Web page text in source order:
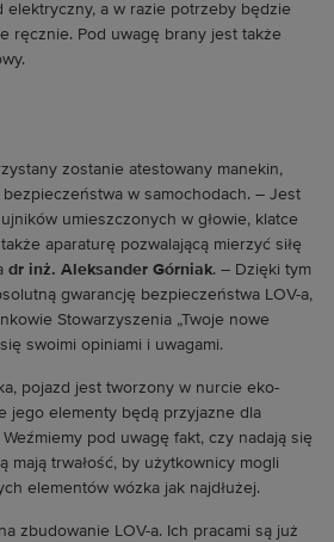
elektryczny, a w razie potrzeby będzie
ręcznie. Pod uwagę brany jest także
zostanie atestowany manekin,
w samochodach. – Jest
umieszczonych w głowie, klatce
aparaturę pozwalającą mierzyć siłę
dr inż. Aleksander Górniak. – Dzięki tym
gwarancję bezpieczeństwa LOV-a,
Stowarzyszenia „Twoje nowe
swoimi opiniami i uwagami.
pojazd jest tworzony w nurcie eko-
jego elementy będą przyjazne dla
pod uwagę fakt, czy nadają się
mają trwałość, by użytkownicy mogli
elementów wózka jak najdłużej.
zbudowanie LOV-a. Ich pracami są już